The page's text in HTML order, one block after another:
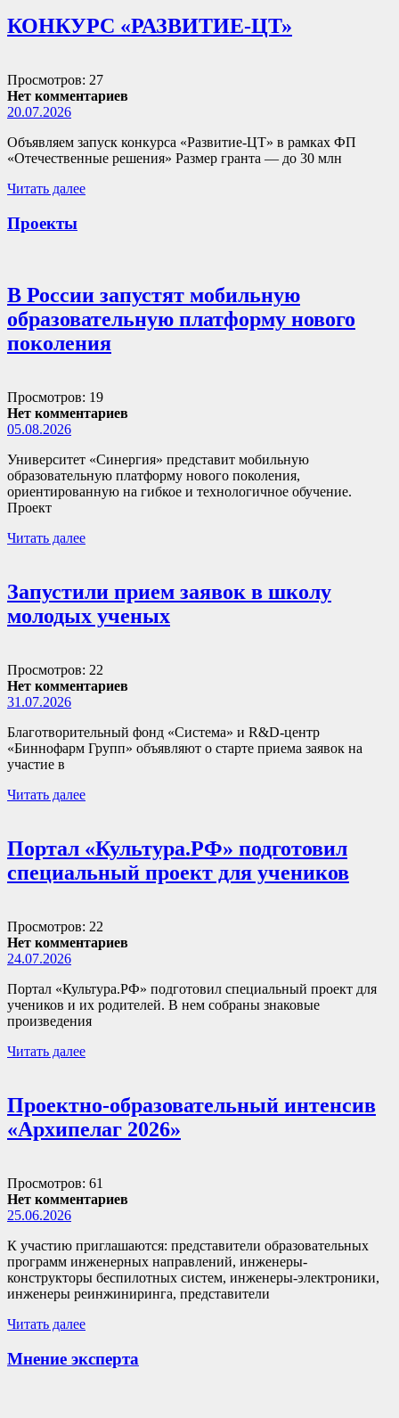
КОНКУРС «РАЗВИТИЕ-ЦТ»
Просмотров: 27
Нет комментариев
20.07.2026
Объявляем запуск конкурса «Развитие-ЦТ» в рамках ФП
«Отечественные решения» Размер гранта — до 30 млн
Читать далее
Проекты
В России запустят мобильную
образовательную платформу нового
поколения
Просмотров: 19
Нет комментариев
05.08.2026
Университет «Синергия» представит мобильную
образовательную платформу нового поколения,
ориентированную на гибкое и технологичное обучение.
Проект
Читать далее
Запустили прием заявок в школу
молодых ученых
Просмотров: 22
Нет комментариев
31.07.2026
Благотворительный фонд «Система» и R&D-центр
«Биннофарм Групп» объявляют о старте приема заявок на
участие в
Читать далее
Портал «Культура.РФ» подготовил
специальный проект для учеников
Просмотров: 22
Нет комментариев
24.07.2026
Портал «Культура.РФ» подготовил специальный проект для
учеников и их родителей. В нем собраны знаковые
произведения
Читать далее
Проектно-образовательный интенсив
«Архипелаг 2026»
Просмотров: 61
Нет комментариев
25.06.2026
К участию приглашаются: представители образовательных
программ инженерных направлений, инженеры-
конструкторы беспилотных систем, инженеры-электроники,
инженеры реинжиниринга, представители
Читать далее
Мнение эксперта